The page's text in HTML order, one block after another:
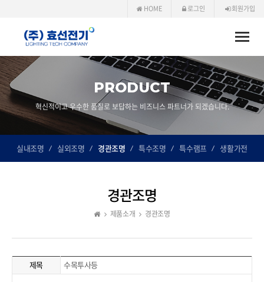
HOME 로그인 회원가입
Toggle
PRODUCT
혁신적이고 우수한 품질로 보답하는 비즈니스 파트너가 되겠습니다.
실내조명 실외조명 경관조명 특수조명 특수램프 생활가전
경관조명
제품소개 경관조명
제목 수목투사등